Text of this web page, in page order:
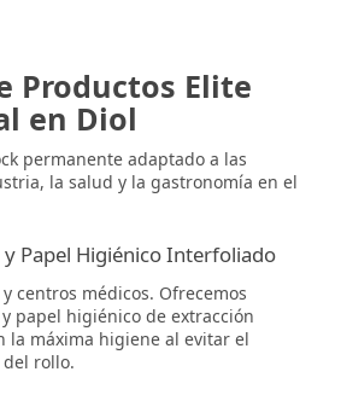
Productos Elite
en Diol
permanente adaptado a las
la salud y la gastronomía en el
y Papel Higiénico Interfoliado
centros médicos. Ofrecemos
papel higiénico de extracción
la máxima higiene al evitar el
rollo.